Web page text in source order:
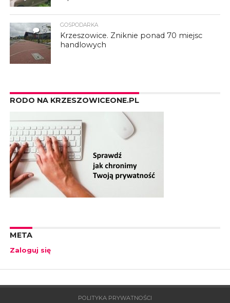
6
GOSPODARKA
Krzeszowice. Zniknie ponad 70 miejsc
handlowych
RODO NA KRZESZOWICEONE.PL
META
Zaloguj się
POLITYKA PRYWATNOŚCI